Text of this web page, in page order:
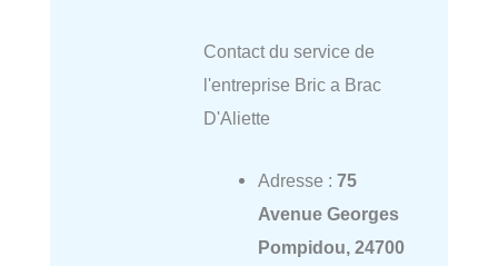
Contact du service de
l'entreprise Bric a Brac
D'Aliette
Adresse : 75
Avenue Georges
Pompidou, 24700